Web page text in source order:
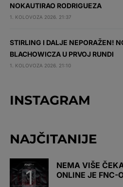
NOKAUTIRAO RODRIGUEZA
1. KOLOVOZA 2026. 21:37
STIRLING I DALJE NEPORAŽEN!
BLACHOWICZA U PRVOJ RUNDI
1. KOLOVOZA 2026. 21:10
INSTAGRAM
NAJČITANIJE
NEMA VIŠE
ONLINE JE FNC-